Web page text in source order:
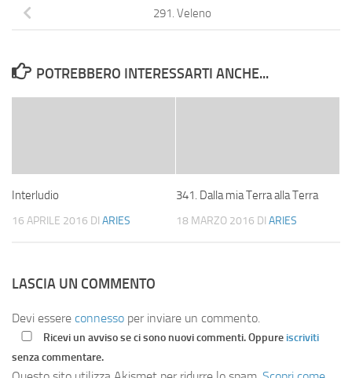
291. Veleno
POTREBBERO INTERESSARTI ANCHE...
Interludio
16 APRILE 2016 DI ARIES
341. Dalla mia Terra alla Terra
18 MARZO 2016 DI ARIES
LASCIA UN COMMENTO
Devi essere connesso per inviare un commento.
Ricevi un avviso se ci sono nuovi commenti. Oppure iscriviti
senza commentare.